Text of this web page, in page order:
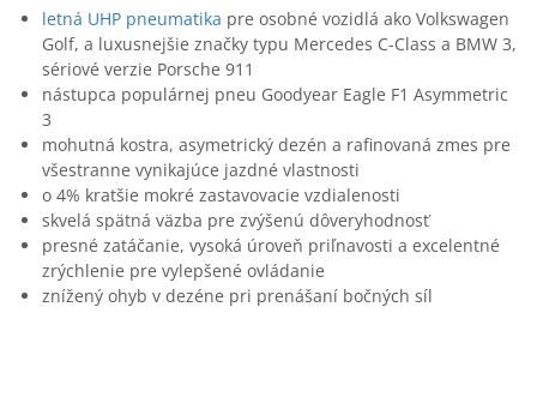
letná UHP pneumatika pre osobné vozidlá ako Volkswagen
Golf, a luxusnejšie značky typu Mercedes C-Class a BMW 3,
sériové verzie Porsche 911
nástupca populárnej pneu Goodyear Eagle F1 Asymmetric
3
mohutná kostra, asymetrický dezén a rafinovaná zmes pre
všestranne vynikajúce jazdné vlastnosti
o 4% kratšie mokré zastavovacie vzdialenosti
skvelá spätná väzba pre zvýšenú dôveryhodnosť
presné zatáčanie, vysoká úroveň priľnavosti a excelentné
zrýchlenie pre vylepšené ovládanie
znížený ohyb v dezéne pri prenášaní bočných síl